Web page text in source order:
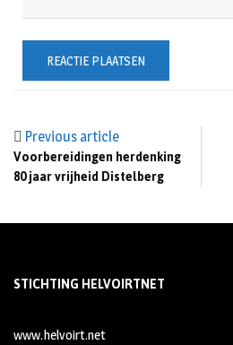
Previous article
Voorbereidingen herdenking
80 jaar vrijheid Distelberg
STICHTING HELVOIRTNET
www.helvoirt.net